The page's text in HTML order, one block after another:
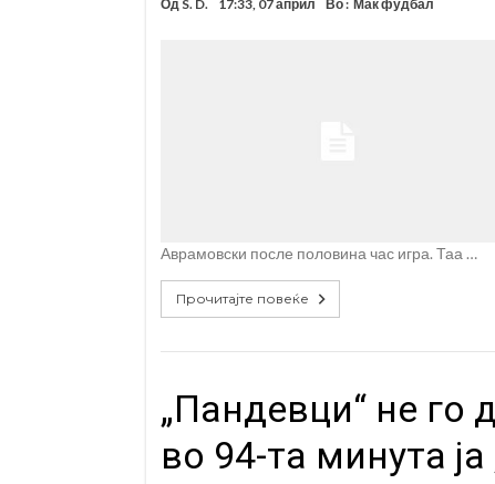
Од S. D. 17:33, 07 април Во : Мак фудбал
Аврамовски после половина час игра. Таа …
Прочитајте повеќе
„Пандевци“ не го
во 94-та минута